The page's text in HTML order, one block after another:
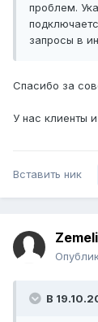
проблем.
запросы в
Спасибо за
У нас клиенты
Вставить ник
В